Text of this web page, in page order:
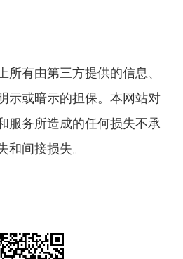
有由第三方提供的信息、
示或暗示的担保。本网站对
服务所造成的任何损失不承
和间接损失。